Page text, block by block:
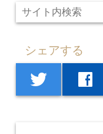
シェアする
twitter facebook